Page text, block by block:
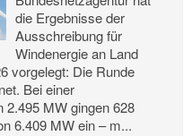
die Ergebnisse der
Ausschreibung für
Windenergie an Land
vorgelegt: Die Runde
Bei einer
2.495 MW gingen 628
6.409 MW ein – m...